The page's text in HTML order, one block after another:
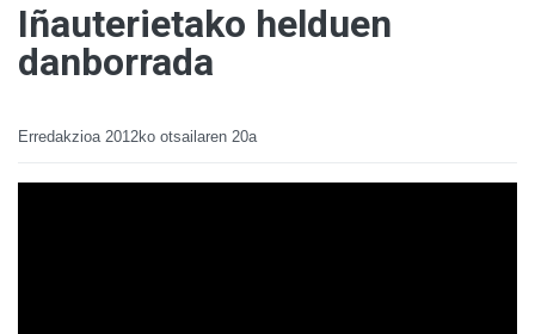
Iñauterietako helduen
danborrada
Erredakzioa 2012ko otsailaren 20a